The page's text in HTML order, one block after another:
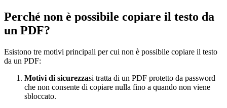
Perché non è possibile copiare il testo da
un PDF?
Esistono tre motivi principali per cui non è possibile copiare il testo
da un PDF:
Motivi di sicurezzasi tratta di un PDF protetto da password
che non consente di copiare nulla fino a quando non viene
sbloccato.